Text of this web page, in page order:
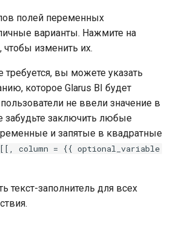
полей переменных
варианты. Нажмите на
чтобы изменить их.
требуется, вы можете указать
которое Glarus BI будет
не ввели значение в
забудьте заключить любые
и запятые в квадратные
[[, column = {{ optional_variable
текст-заполнитель для всех